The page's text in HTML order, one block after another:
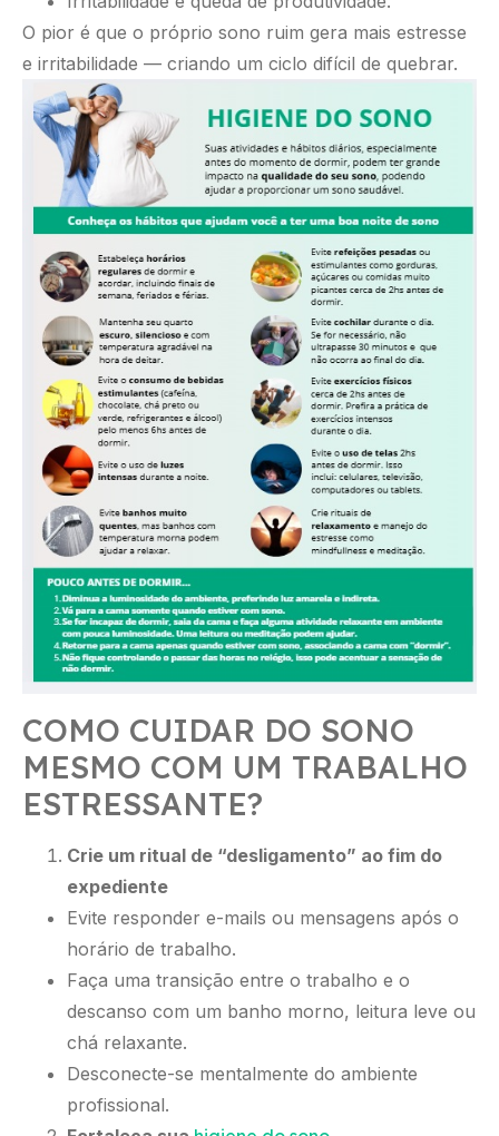
O pior é que o próprio sono ruim gera mais estresse
e irritabilidade — criando um ciclo difícil de quebrar.
COMO CUIDAR DO SONO
MESMO COM UM TRABALHO
ESTRESSANTE?
Crie um ritual de “desligamento” ao fim do
expediente
Evite responder e-mails ou mensagens após o
horário de trabalho.
Faça uma transição entre o trabalho e o
descanso com um banho morno, leitura leve ou
chá relaxante.
Desconecte-se mentalmente do ambiente
profissional.